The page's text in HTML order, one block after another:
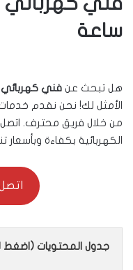
ساعة
هل تبحث عن فني كهربائي
الأمثل لك! نحن نقدم
من خلال فريق محترف. اتصل
الكهربائية بكفاءة وبأسعار
اتصل بنا
جدول المحتويات (اضغط